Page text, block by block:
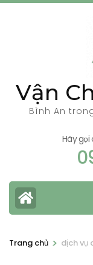
Bỏ
dungVận
Bình An
Hãy
Trang chủ > dịch vụ